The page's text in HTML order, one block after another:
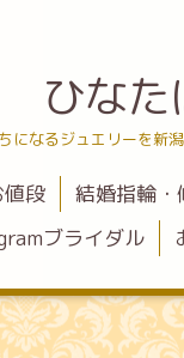
ひなた
になるジュエリーを新
段
結婚指輪・
ブライダル